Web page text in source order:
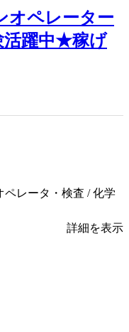
オペレーター
活躍中★稼げ
レータ・検査 / 化学
詳細を表示